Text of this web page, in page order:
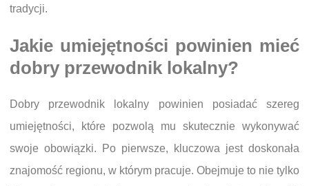
tradycji.
Jakie umiejętności powinien mieć
dobry przewodnik lokalny?
Dobry przewodnik lokalny powinien posiadać szereg
umiejętności, które pozwolą mu skutecznie wykonywać
swoje obowiązki. Po pierwsze, kluczowa jest doskonała
znajomość regionu, w którym pracuje. Obejmuje to nie tylko